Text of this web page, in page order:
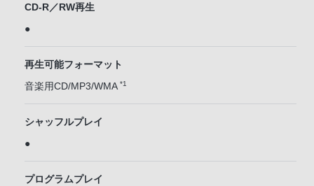
CD-R／RW再生
●
再生可能フォーマット
音楽用CD/MP3/WMA *1
シャッフルプレイ
●
プログラムプレイ